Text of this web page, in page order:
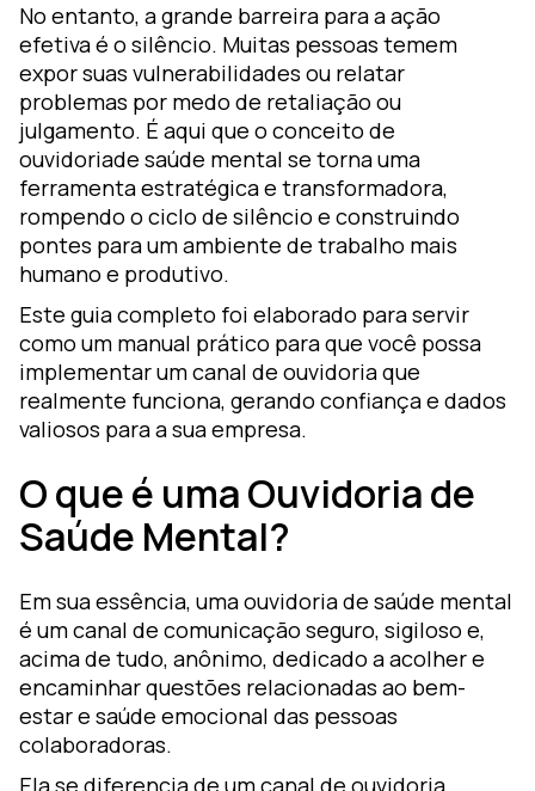
No entanto, a grande barreira para a ação
efetiva é o silêncio. Muitas pessoas temem
expor suas vulnerabilidades ou relatar
problemas por medo de retaliação ou
julgamento. É aqui que o conceito de
ouvidoriade saúde mental se torna uma
ferramenta estratégica e transformadora,
rompendo o ciclo de silêncio e construindo
pontes para um ambiente de trabalho mais
humano e produtivo.
Este guia completo foi elaborado para servir
como um manual prático para que você possa
implementar um canal de ouvidoria que
realmente funciona, gerando confiança e dados
valiosos para a sua empresa.
O que é uma Ouvidoria de
Saúde Mental?
Em sua essência, uma ouvidoria de saúde mental
é um canal de comunicação seguro, sigiloso e,
acima de tudo, anônimo, dedicado a acolher e
encaminhar questões relacionadas ao bem-
estar e saúde emocional das pessoas
colaboradoras.